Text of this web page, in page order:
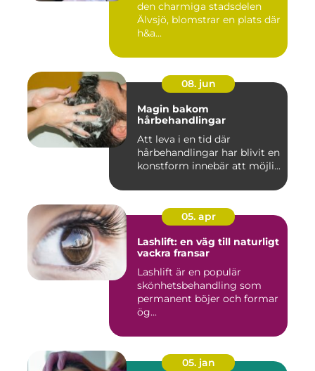
den charmiga stadsdelen
Älvsjö, blomstrar en plats där
h&a...
08. jun
Magin bakom
hårbehandlingar
Att leva i en tid där
hårbehandlingar har blivit en
konstform innebär att möjli...
05. apr
Lashlift: en väg till naturligt
vackra fransar
Lashlift är en populär
skönhetsbehandling som
permanent böjer och formar
ög...
05. jan